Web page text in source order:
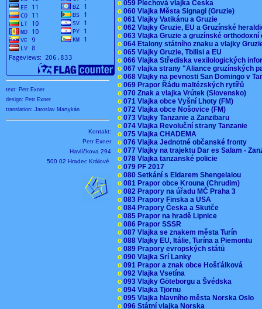
text: Petr Exner
design: Petr Exner
translation: Jaroslav Martykán
Kontakt:
Petr Exner
Havlíčkova 294
500 02 Hradec Králové.
o 059 Plechová vlajka Česka
o 060 Vlajka Města Signagi (Gruzie)
o 061 Vlajky Vatikánu a Gruzie
o 062 Vlajky Gruzie, EU a Gruzínské
o 063 Vlajka Gruzie a gruzínské
o 064 Etalony státního znaku a vlajky
o 065 Vlajky Gruzie, Tbilisi a EU
o 066 Vlajka Střediska vexilologických
o 067 vlajka strany "Aliance gruzínských
o 068 Vlajky na pevnosti San Domingo v
o 069 Prapor Řádu maltézských rytířů
o 070 Znak a vlajka Vrútek (Slovensko)
o 071 Vlajka obce Vyšní Lhoty (FM)
o 072 Vlajka obce Nošovice (FM)
o 073 Vlajky Tanzanie a Zanzibaru
o 074 Vlajka Revoluční strany Tanzanie
o 075 Vlajka CHADEMA
o 076 Vlajka Jednotné občanské fronty
o 077 Vlajky na trajektu Dar es Salam -
o 078 Vlajka tanzanské policie
o 079 PF 2017
o 080 Setkání s Eldarem Shengelaiou
o 081 Prapor obce Krouna (Chrudim)
o 082 Prapory na úřadu MČ Praha 3
o 083 Prapory Finska a USA
o 084 Prapory Česka a Skutče
o 085 Prapor na hradě Lipnice
o 086 Prapor SSSR
o 087 Vlajka se znakem města Turín
o 088 Vlajky EU, Itálie, Turína a Piemontu
o 089 Prapory evropských států
o 090 Vlajka Srí Lanky
o 091 Prapor a znak obce Hošťálková
o 092 Vlajka Vsetína
o 093 Vlajky Göteborgu a Švédska
o 094 Vlajka Tjörnu
o 095 Vlajka hlavního města Norska Oslo
o 096 Státní vlajka Norska